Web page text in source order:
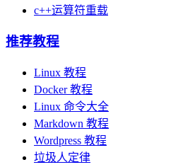
c++运算符重载
推荐教程
Linux 教程
Docker 教程
Linux 命令大全
Markdown 教程
Wordpress 教程
垃圾人定律